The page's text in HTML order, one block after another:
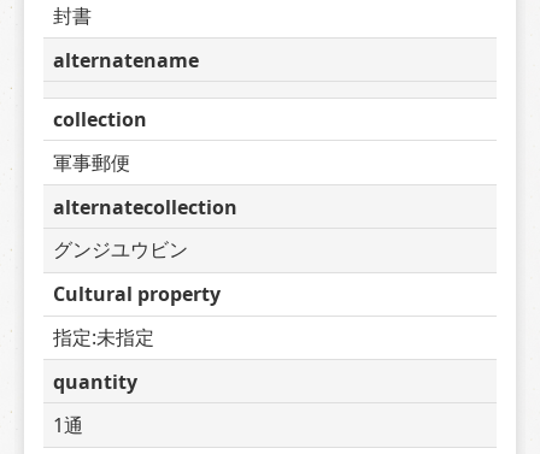
封書
alternatename
collection
軍事郵便
alternatecollection
グンジユウビン
Cultural property
指定:未指定
quantity
1通